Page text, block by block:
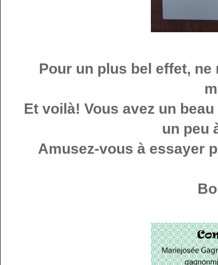
Pour un plus bel effet,
Et voilà! Vous avez un
un peu
Amusez-vous à essayer